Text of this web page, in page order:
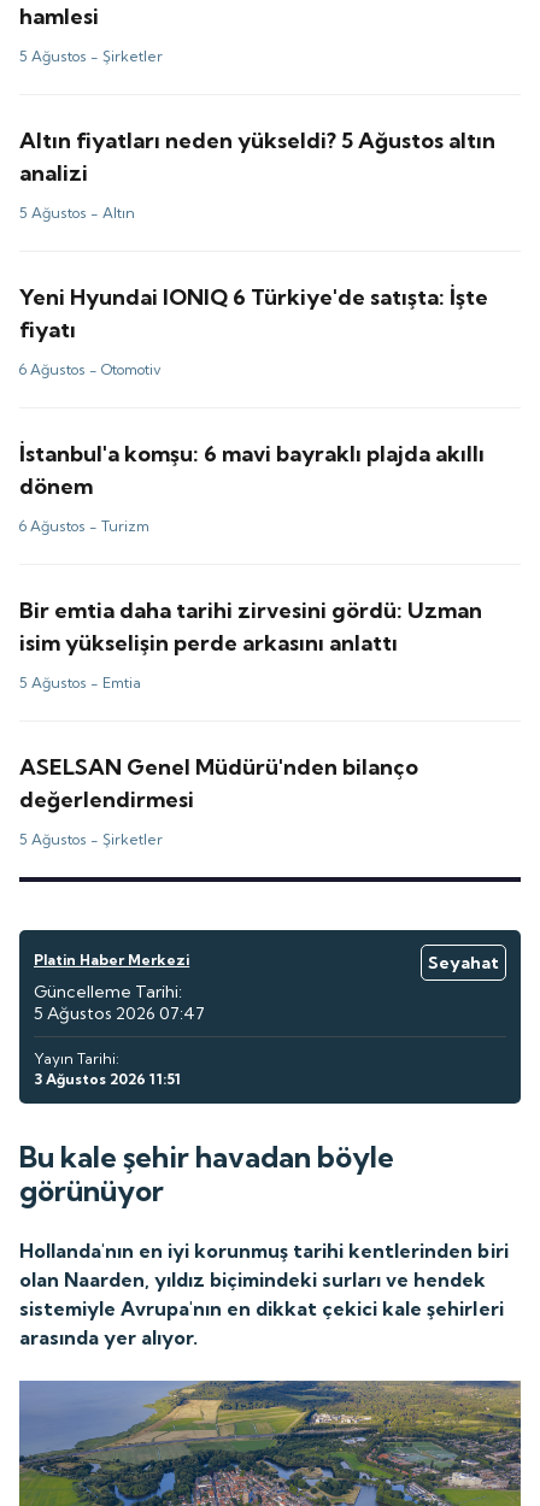
hamlesi
5 Ağustos -Şirketler
Altın fiyatları neden yükseldi? 5 Ağustos altın
analizi
5 Ağustos -Altın
Yeni Hyundai IONIQ 6 Türkiye'de satışta: İşte
fiyatı
6 Ağustos -Otomotiv
İstanbul'a komşu: 6 mavi bayraklı plajda akıllı
dönem
6 Ağustos -Turizm
Bir emtia daha tarihi zirvesini gördü: Uzman
isim yükselişin perde arkasını anlattı
5 Ağustos - Emtia
ASELSAN Genel Müdürü'nden bilanço
değerlendirmesi
5 Ağustos -Şirketler
Platin Haber Merkezi
Seyahat
Güncelleme Tarihi:
5 Ağustos 2026 07:47
Yayın Tarihi:
3 Ağustos 2026 11:51
Bu kale şehir havadan böyle
görünüyor
Hollanda'nın en iyi korunmuş tarihi kentlerinden biri
olan Naarden, yıldız biçimindeki surları ve hendek
sistemiyle Avrupa'nın en dikkat çekici kale şehirleri
arasında yer alıyor.